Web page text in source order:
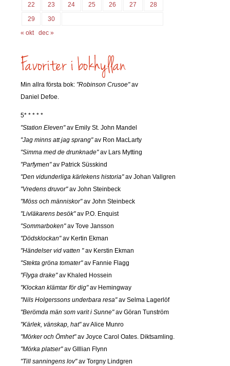
22
23 24 25 26 27
28
29
30
« okt
dec »
Min allra första bok: "Robinson Crusoe"av
Daniel Defoe.
5* * * * *
"Station Eleven"av Emily St. John Mandel
"Jag minns att jag sprang"av Ron MacLarty
"Simma med de drunknade"av Lars Mytting
"Parfymen"av Patrick Süsskind
"Den vidunderliga kärlekens historia"av Johan Vallgren
"Vredens druvor"av John Steinbeck
"Möss och människor"av John Steinbeck
"Livläkarens besök"av P.O. Enquist
"Sommarboken"av Tove Jansson
"Dödsklockan"av Kertin Ekman
"Händelser vid vatten "av Kerstin Ekman
"Stekta gröna tomater"av Fannie Flagg
"Flyga drake"av Khaled Hossein
"Klockan klämtar för dig"av Hemingway
"Nils Holgerssons underbara resa"av Selma Lagerlöf
"Berömda män som varit i Sunne"av Göran Tunström
"Kärlek, vänskap, hat"av Alice Munro
"Mörker och Ömhet"av Joyce Carol Oates. Diktsamling.
"Mörka platser"av GIllian Flynn
"Till sanningens lov"av Torgny Lindgren